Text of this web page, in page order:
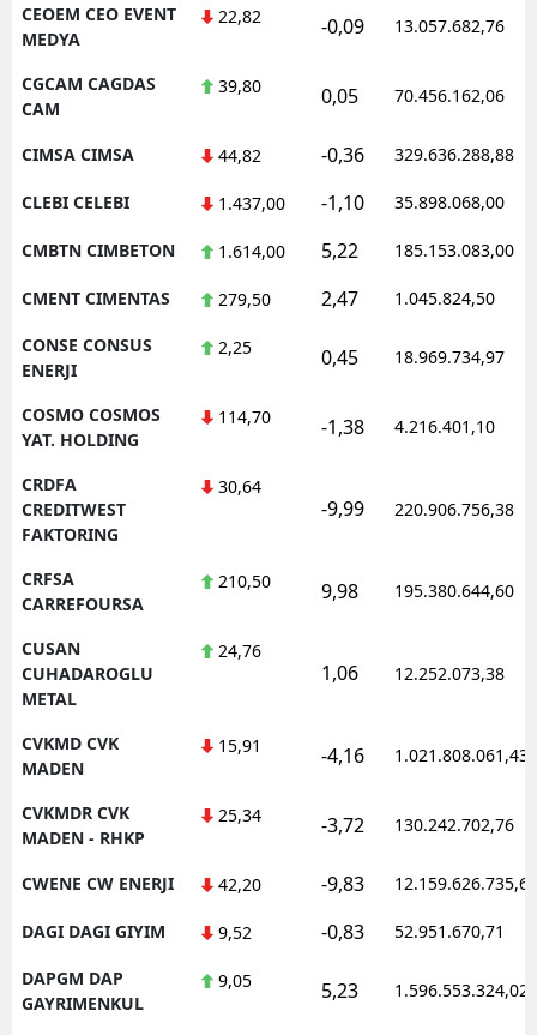
CEOEM CEO EVENT
MEDYA
22,82 -0,09 13.057.682,76
CGCAM CAGDAS
CAM
39,80 0,05 70.456.162,06
CIMSA CIMSA 44,82 -0,36 329.636.288,88
CLEBI CELEBI 1.437,00 -1,10 35.898.068,00
CMBTN CIMBETON 1.614,00 5,22 185.153.083,00
CMENT CIMENTAS 279,50 2,47 1.045.824,50
CONSE CONSUS
ENERJI
2,25 0,45 18.969.734,97
COSMO COSMOS
YAT. HOLDING
114,70 -1,38 4.216.401,10
CRDFA
CREDITWEST
FAKTORING
30,64
-9,99 220.906.756,38
CRFSA
CARREFOURSA
210,50 9,98 195.380.644,60
CUSAN
CUHADAROGLU
METAL
24,76
1,06 12.252.073,38
CVKMD CVK
MADEN
15,91 -4,16 1.021.808.061,43
CVKMDR CVK
MADEN - RHKP
25,34 -3,72 130.242.702,76
CWENE CW ENERJI 42,20 -9,83 12.159.626.735,62
DAGI DAGI GIYIM 9,52 -0,83 52.951.670,71
DAPGM DAP
GAYRIMENKUL
9,05 5,23 1.596.553.324,02